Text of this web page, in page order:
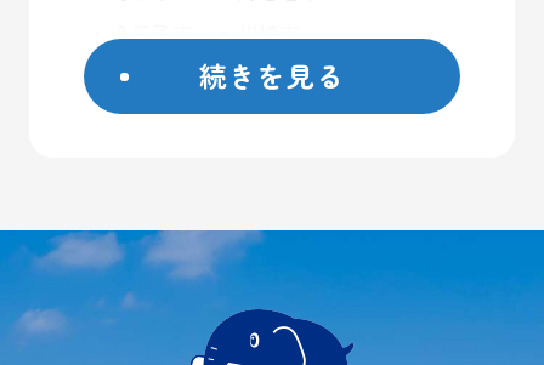
八王子市
座間市
日野市
厚木市
川崎市
藤沢市
屋外コンテナ
大型ガレージ
初めての方へ
続きを見る